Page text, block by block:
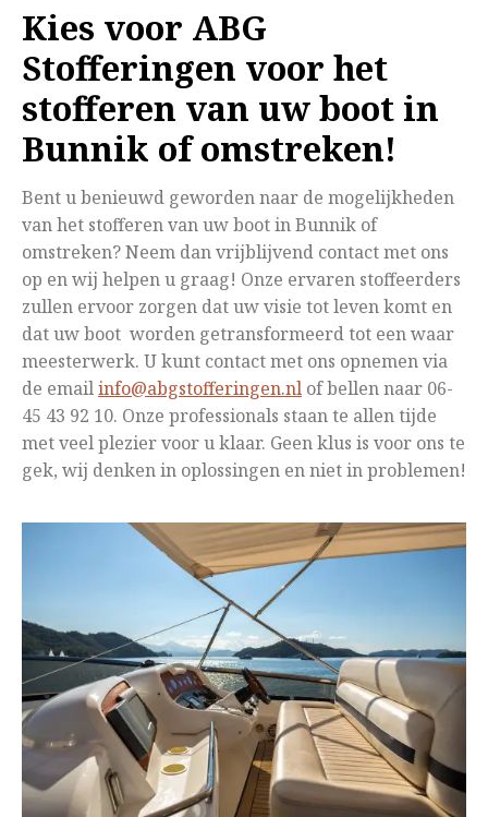
Kies voor ABG
Stofferingen voor het
stofferen van uw boot in
Bunnik of omstreken!
Bent u benieuwd geworden naar de mogelijkheden
van het stofferen van uw boot in Bunnik of
omstreken? Neem dan vrijblijvend contact met ons
op en wij helpen u graag! Onze ervaren stoffeerders
zullen ervoor zorgen dat uw visie tot leven komt en
dat uw boot worden getransformeerd tot een waar
meesterwerk. U kunt contact met ons opnemen via
de emailinfo@abgstofferingen.nl of bellen naar 06-
45 43 92 10. Onze professionals staan te allen tijde
met veel plezier voor u klaar. Geen klus is voor ons te
gek, wij denken in oplossingen en niet in problemen!